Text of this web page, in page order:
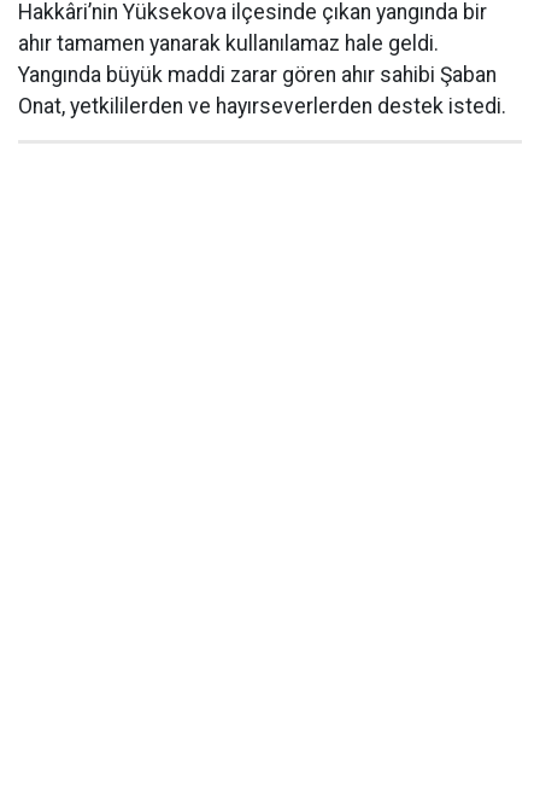
Hakkâri’nin Yüksekova ilçesinde çıkan yangında bir
ahır tamamen yanarak kullanılamaz hale geldi.
Yangında büyük maddi zarar gören ahır sahibi Şaban
Onat, yetkililerden ve hayırseverlerden destek istedi.